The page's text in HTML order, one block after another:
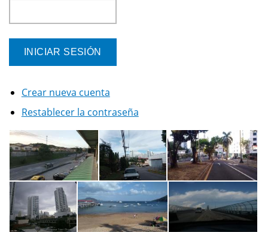
Crear nueva cuenta
Restablecer la contraseña